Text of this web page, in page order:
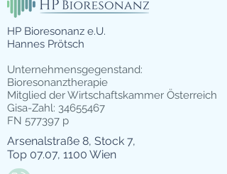
HP Bioresonanz e.U.
Hannes Prötsch
Unternehmensgegenstand:
Bioresonanztherapie
Mitglied der Wirtschaftskammer Österreich
Gisa-Zahl: 34655467
FN 577397 p
Arsenalstraße 8, Stock 7,
Top 07.07, 1100 Wien